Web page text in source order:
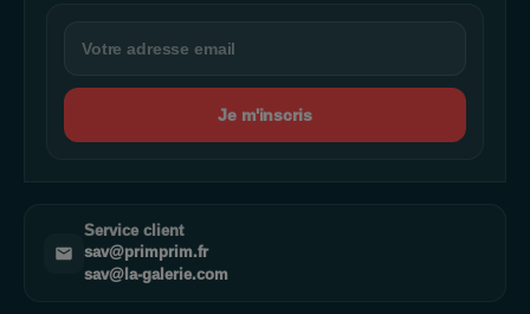
Je m'inscris
Service client
sav@primprim.fr
sav@la-galerie.com